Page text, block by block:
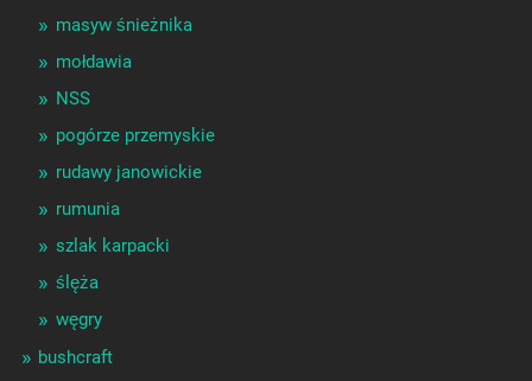
masyw śnieżnika
mołdawia
NSS
pogórze przemyskie
rudawy janowickie
rumunia
szlak karpacki
ślęża
węgry
bushcraft